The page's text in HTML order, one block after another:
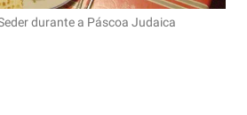
durante a Páscoa Judaica